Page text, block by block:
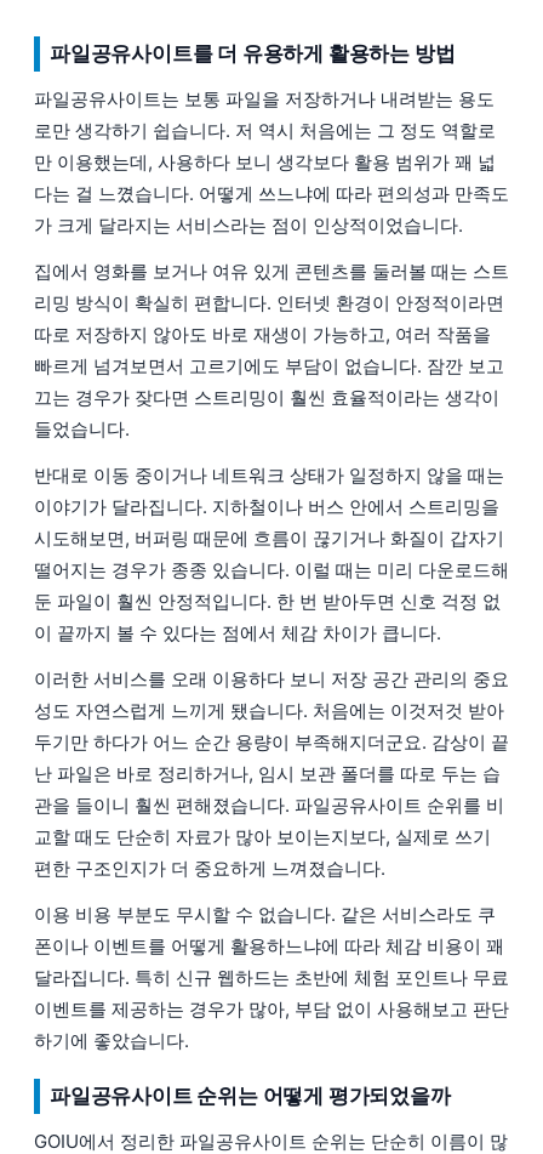
파일공유사이트를 더 유용하게 활용하는 방법
파일공유사이트는 보통 파일을 저장하거나 내려받는 용도
로만 생각하기 쉽습니다. 저 역시 처음에는 그 정도 역할로
만 이용했는데, 사용하다 보니 생각보다 활용 범위가 꽤 넓
다는 걸 느꼈습니다. 어떻게 쓰느냐에 따라 편의성과 만족도
가 크게 달라지는 서비스라는 점이 인상적이었습니다.
집에서 영화를 보거나 여유 있게 콘텐츠를 둘러볼 때는 스트
리밍 방식이 확실히 편합니다. 인터넷 환경이 안정적이라면
따로 저장하지 않아도 바로 재생이 가능하고, 여러 작품을
빠르게 넘겨보면서 고르기에도 부담이 없습니다. 잠깐 보고
끄는 경우가 잦다면 스트리밍이 훨씬 효율적이라는 생각이
들었습니다.
반대로 이동 중이거나 네트워크 상태가 일정하지 않을 때는
이야기가 달라집니다. 지하철이나 버스 안에서 스트리밍을
시도해보면, 버퍼링 때문에 흐름이 끊기거나 화질이 갑자기
떨어지는 경우가 종종 있습니다. 이럴 때는 미리 다운로드해
둔 파일이 훨씬 안정적입니다. 한 번 받아두면 신호 걱정 없
이 끝까지 볼 수 있다는 점에서 체감 차이가 큽니다.
이러한 서비스를 오래 이용하다 보니 저장 공간 관리의 중요
성도 자연스럽게 느끼게 됐습니다. 처음에는 이것저것 받아
두기만 하다가 어느 순간 용량이 부족해지더군요. 감상이 끝
난 파일은 바로 정리하거나, 임시 보관 폴더를 따로 두는 습
관을 들이니 훨씬 편해졌습니다. 파일공유사이트 순위를 비
교할 때도 단순히 자료가 많아 보이는지보다, 실제로 쓰기
편한 구조인지가 더 중요하게 느껴졌습니다.
이용 비용 부분도 무시할 수 없습니다. 같은 서비스라도 쿠
폰이나 이벤트를 어떻게 활용하느냐에 따라 체감 비용이 꽤
달라집니다. 특히 신규 웹하드는 초반에 체험 포인트나 무료
이벤트를 제공하는 경우가 많아, 부담 없이 사용해보고 판단
하기에 좋았습니다.
파일공유사이트 순위는 어떻게 평가되었을까
GOIU에서 정리한 파일공유사이트 순위는 단순히 이름이 많